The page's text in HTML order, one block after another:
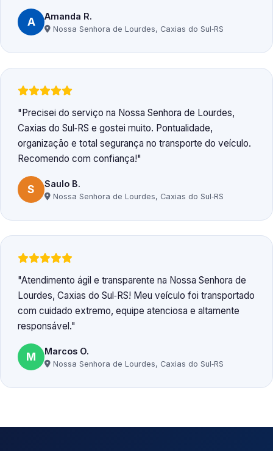
A Amanda R.
Nossa Senhora de Lourdes, Caxias do Sul‑RS
Precisei do serviço na Nossa Senhora de Lourdes,
Caxias do Sul‑RS e gostei muito. Pontualidade,
organização e total segurança no transporte do veículo.
Recomendo com confiança!
S Saulo B.
Nossa Senhora de Lourdes, Caxias do Sul‑RS
Atendimento ágil e transparente na Nossa Senhora de
Lourdes, Caxias do Sul‑RS! Meu veículo foi transportado
com cuidado extremo, equipe atenciosa e altamente
responsável.
M Marcos O.
Nossa Senhora de Lourdes, Caxias do Sul‑RS